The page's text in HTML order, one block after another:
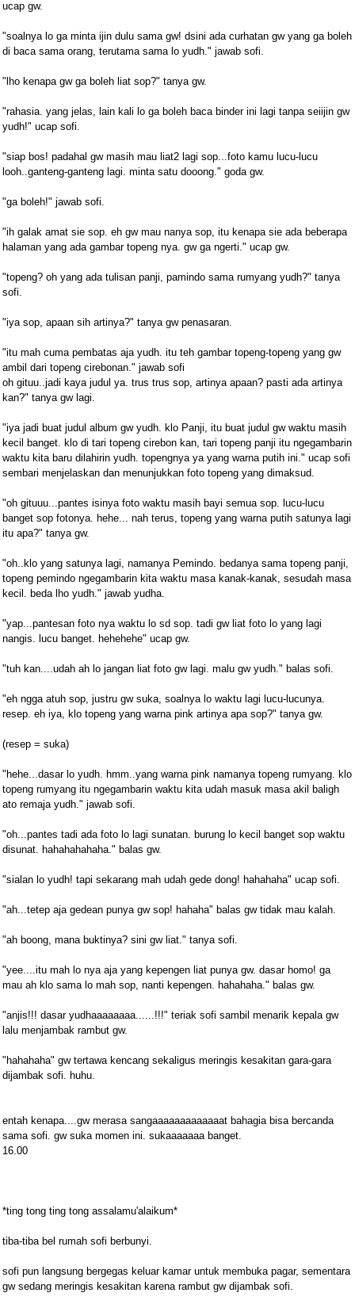
ucap gw.
"soalnya lo ga minta ijin dulu sama gw! dsini ada curhatan gw yang ga boleh
di baca sama orang, terutama sama lo yudh." jawab sofi.
"lho kenapa gw ga boleh liat sop?" tanya gw.
"rahasia. yang jelas, lain kali lo ga boleh baca binder ini lagi tanpa seiijin gw
yudh!" ucap sofi.
"siap bos! padahal gw masih mau liat2 lagi sop...foto kamu lucu-lucu
looh..ganteng-ganteng lagi. minta satu dooong." goda gw.
"ga boleh!" jawab sofi.
"ih galak amat sie sop. eh gw mau nanya sop, itu kenapa sie ada beberapa
halaman yang ada gambar topeng nya. gw ga ngerti." ucap gw.
"topeng? oh yang ada tulisan panji, pamindo sama rumyang yudh?" tanya
sofi.
"iya sop, apaan sih artinya?" tanya gw penasaran.
"itu mah cuma pembatas aja yudh. itu teh gambar topeng-topeng yang gw
ambil dari topeng cirebonan." jawab sofi
oh gituu..jadi kaya judul ya. trus trus sop, artinya apaan? pasti ada artinya
kan?" tanya gw lagi.
"iya jadi buat judul album gw yudh. klo Panji, itu buat judul gw waktu masih
kecil banget. klo di tari topeng cirebon kan, tari topeng panji itu ngegambarin
waktu kita baru dilahirin yudh. topengnya ya yang warna putih ini." ucap sofi
sembari menjelaskan dan menunjukkan foto topeng yang dimaksud.
"oh gituuu...pantes isinya foto waktu masih bayi semua sop. lucu-lucu
banget sop fotonya. hehe... nah terus, topeng yang warna putih satunya lagi
itu apa?" tanya gw.
"oh..klo yang satunya lagi, namanya Pemindo. bedanya sama topeng panji,
topeng pemindo ngegambarin kita waktu masa kanak-kanak, sesudah masa
kecil. beda lho yudh." jawab yudha.
"yap...pantesan foto nya waktu lo sd sop. tadi gw liat foto lo yang lagi
nangis. lucu banget. hehehehe" ucap gw.
"tuh kan....udah ah lo jangan liat foto gw lagi. malu gw yudh." balas sofi.
"eh ngga atuh sop, justru gw suka, soalnya lo waktu lagi lucu-lucunya.
resep. eh iya, klo topeng yang warna pink artinya apa sop?" tanya gw.
(resep = suka)
"hehe...dasar lo yudh. hmm..yang warna pink namanya topeng rumyang. klo
topeng rumyang itu ngegambarin waktu kita udah masuk masa akil baligh
ato remaja yudh." jawab sofi.
"oh...pantes tadi ada foto lo lagi sunatan. burung lo kecil banget sop waktu
disunat. hahahahahaha." balas gw.
"sialan lo yudh! tapi sekarang mah udah gede dong! hahahaha" ucap sofi.
"ah...tetep aja gedean punya gw sop! hahaha" balas gw tidak mau kalah.
"ah boong, mana buktinya? sini gw liat." tanya sofi.
"yee....itu mah lo nya aja yang kepengen liat punya gw. dasar homo! ga
mau ah klo sama lo mah sop, nanti kepengen. hahahaha." balas gw.
"anjis!!! dasar yudhaaaaaaaa......!!!" teriak sofi sambil menarik kepala gw
lalu menjambak rambut gw.
"hahahaha" gw tertawa kencang sekaligus meringis kesakitan gara-gara
dijambak sofi. huhu.
entah kenapa....gw merasa sangaaaaaaaaaaaaat bahagia bisa bercanda
sama sofi. gw suka momen ini. sukaaaaaaa banget.
16.00
*ting tong ting tong assalamu'alaikum*
tiba-tiba bel rumah sofi berbunyi.
sofi pun langsung bergegas keluar kamar untuk membuka pagar, sementara
gw sedang meringis kesakitan karena rambut gw dijambak sofi.